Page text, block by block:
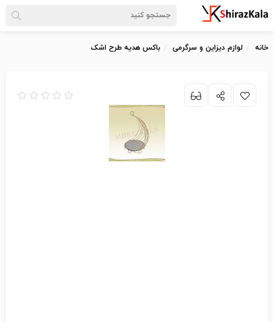
خانه لوازم دیزاین و سرگرمی باکس هدیه طرح اشک